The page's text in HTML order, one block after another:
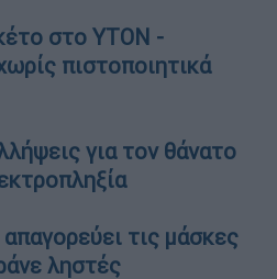
στο ΥΤΟΝ -
πιστοποιητικά
για τον θάνατο
τις μάσκες
ληστές